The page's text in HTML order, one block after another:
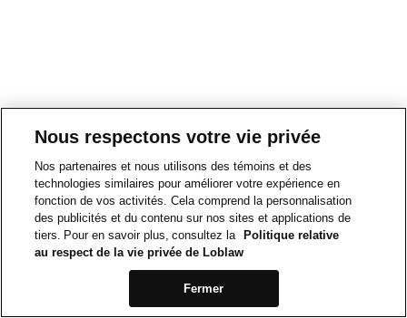
Nous respectons votre vie privée
Nos partenaires et nous utilisons des témoins et des
technologies similaires pour améliorer votre expérience en
fonction de vos activités. Cela comprend la personnalisation
des publicités et du contenu sur nos sites et applications de
tiers. Pour en savoir plus, consultez la
Politique relative
au respect de la vie privée de Loblaw
Fermer